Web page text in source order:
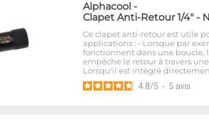
Alphacool -
Clapet Anti-Retour 1/4" -
Ce clapet anti-retour est utile
applications : - Lorsque par
fonctionnent dans une boucle,
empêche le retour à travers
Lorsqu'il est intégré
4.8/5 - 5 avis